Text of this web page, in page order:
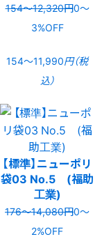
154〜12,320円0〜
3%OFF
154〜11,990円（税
込）
【標準】ニューポリ
袋03 No.5 (福助
工業)
176〜14,080円0〜
2%OFF